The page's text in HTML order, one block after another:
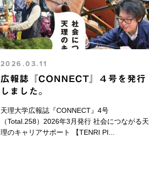
2026.03.11
広報誌『CONNECT』４号を発行
しました。
天理大学広報誌『CONNECT』4号
（Total.258）2026年3月発行 社会につながる天
理のキャリアサポート 【TENRI PI...